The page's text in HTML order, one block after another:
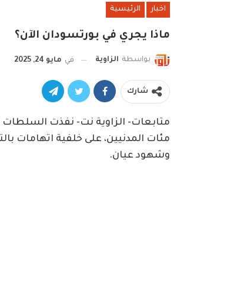
اخبار الرئيسية
ماذا يجري في بورتسودان الآن؟
بواسطة الزاوية في مايو 24, 2025
شارك
متابعات- الزاوية نت- نفذت السلطات
مئات المدنيين، على خلفية اتهامات
وشهود عيان.